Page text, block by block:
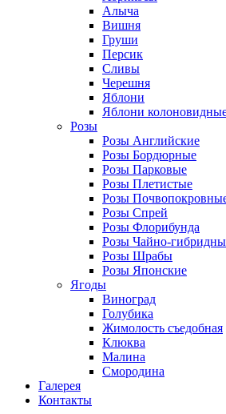
Алыча
Вишня
Груши
Персик
Сливы
Черешня
Яблони
Яблони
Розы
Розы Английские
Розы Бордюрные
Розы Парковые
Розы Плетистые
Розы
Розы Спрей
Розы Флорибунда
Розы Чайно-
Розы Шрабы
Розы Японские
Ягоды
Виноград
Голубика
Жимолость съедобная
Клюква
Малина
Смородина
Галерея
Контакты